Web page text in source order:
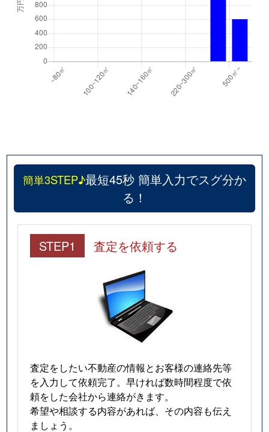
簡単3STEP♪最短45秒 簡単入力でスグ分か
る！
STEP1 査定を依頼する
査定をしたい不動産の情報とお客様の連絡先等
を入力して依頼完了。早ければ数時間程度で依
頼をした会社から連絡がきます。
希望や相談する内容があれば、その内容も伝え
ましょう。